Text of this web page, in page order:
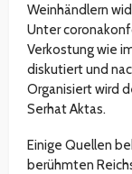
Weinhändlern
Unter
Verkostung wie
diskutiert und
Organisiert wird
Serhat Aktas.
Einige Quellen
berühmten